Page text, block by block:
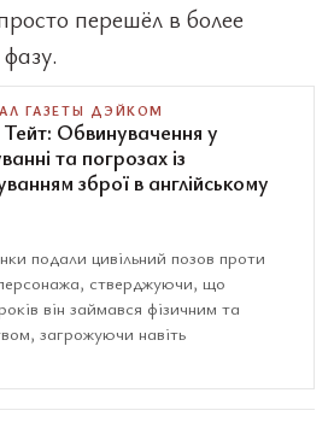
перешёл в более
ГАЗЕТЫ ДЭЙКОМ
Обвинувачення у
та погрозах із
зброї в англійському
подали цивільний позов проти
стверджуючи, що
він займався фізичним та
загрожуючи навіть